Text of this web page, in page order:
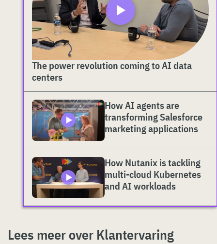
The power revolution coming to AI data
centers
How AI agents are
transforming Salesforce
marketing applications
How Nutanix is tackling
multi-cloud Kubernetes
and AI workloads
Lees meer over Klantervaring